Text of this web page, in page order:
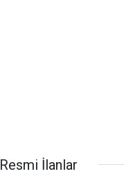
Resmi İlanlar